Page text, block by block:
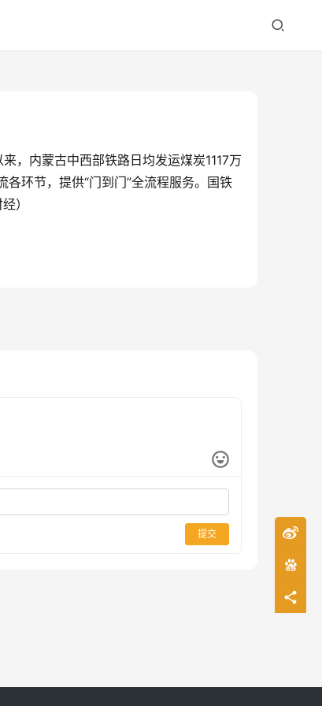
，内蒙古中西部铁路日均发运煤炭1117万
环节，提供“门到门”全流程服务。国铁
）
提交